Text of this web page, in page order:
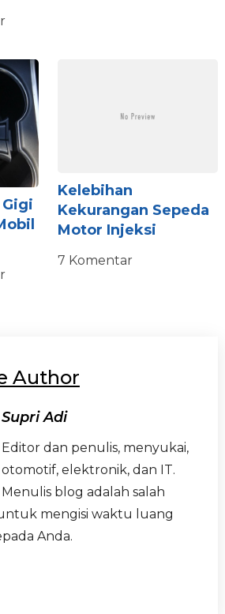
Kelebihan
Kekurangan Sepeda
Motor Injeksi
7 Komentar
Author
Supri Adi
Editor dan penulis, menyukai,
otomotif, elektronik, dan IT.
Menulis blog adalah salah
mengisi waktu luang
Anda.